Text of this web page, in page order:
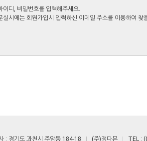
이디, 비밀번호를 입력해주세요.
실시에는 회원가입시 입력하신 이메일 주소를 이용하여 찾
: 경기도 과천시 주암동 184-18 (주)정다믄 TEL :